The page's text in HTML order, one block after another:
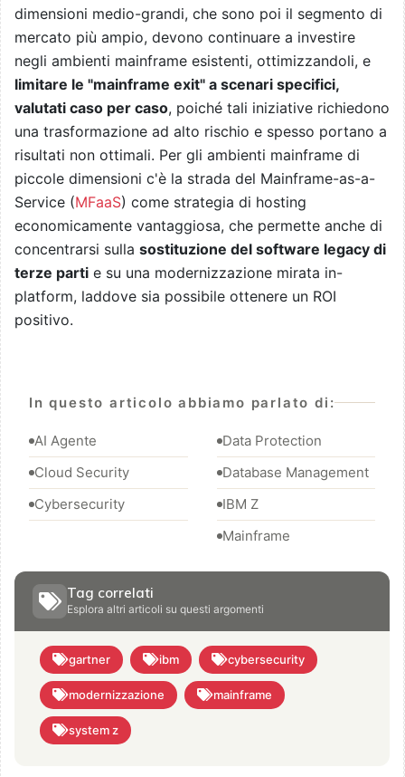
dimensioni medio-grandi, che sono poi il segmento di
mercato più ampio, devono continuare a investire
negli ambienti mainframe esistenti, ottimizzandoli, e
limitare le "mainframe exit" a scenari specifici,
valutati caso per caso, poiché tali iniziative richiedono
una trasformazione ad alto rischio e spesso portano a
risultati non ottimali. Per gli ambienti mainframe di
piccole dimensioni c'è la strada del Mainframe-as-a-
Service (MFaaS) come strategia di hosting
economicamente vantaggiosa, che permette anche di
concentrarsi sulla sostituzione del software legacy di
terze parti e su una modernizzazione mirata in-
platform, laddove sia possibile ottenere un ROI
positivo.
In questo articolo abbiamo parlato di:
AI Agente
Cloud Security
Cybersecurity
Data Protection
Database Management
IBM Z
Mainframe
Tag correlati
Esplora altri articoli su questi argomenti
gartner ibm cybersecurity
modernizzazione mainframe
system z